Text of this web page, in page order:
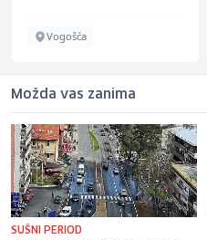
Vogošća
Možda vas zanima
SUŠNI PERIOD